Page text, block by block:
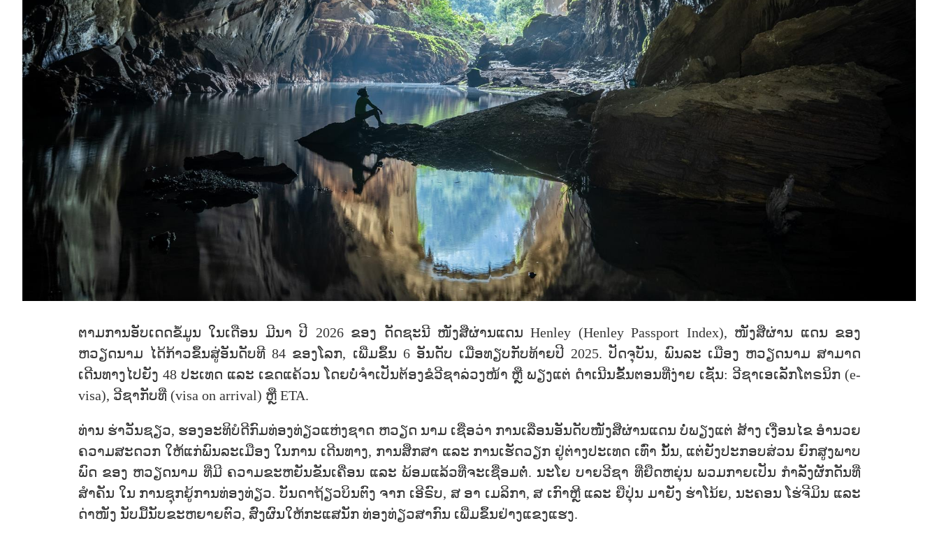
ຕາມການອັບເດດຂໍ້ມູນ ໃນເດືອນ ມີນາ ປີ 2026 ຂອງ ດັດຊະນີ ໜັງສືຜ່ານແດນ Henley (Henley Passport Index), ໜັງສືຜ່ານ ແດນ ຂອງ
ຫວຽດນາມ ໄດ້ກ້າວຂຶ້ນສູ່ອັນດັບທີ 84 ຂອງໂລກ, ເພີ່ມຂຶ້ນ 6 ອັນດັບ ເມື່ອທຽບກັບທ້າຍປີ 2025. ປັດຈຸບັນ, ພົນລະ ເມືອງ ຫວຽດນາມ ສາມາດ
ເດີນທາງໄປຍັງ 48 ປະເທດ ແລະ ເຂດແຄ້ວນ ໂດຍບໍ່ຈຳເປັນຕ້ອງຂໍວີຊາລ່ວງໜ້າ ຫຼື ພຽງແຕ່ ດຳເນີນຂັ້ນຕອນທີ່ງ່າຍ ເຊັ່ນ: ວີຊາເອເລັກໂຕຣນິກ (e-
visa), ວີຊາກັບທີ່ (visa on arrival) ຫຼື ETA.
ທ່ານ ຮ່າວັນຊຽວ, ຮອງອະທິບໍດີກົມທ່ອງທ່ຽວແຫ່ງຊາດ ຫວຽດ ນາມ ເຊື່ອວ່າ ການເລື່ອນອັນດັບໜັງສືຜ່ານແດນ ບໍ່ພຽງແຕ່ ສ້າງ ເງື່ອນໄຂ ອຳນວຍ
ຄວາມສະດວກ ໃຫ້ແກ່ພົນລະເມືອງ ໃນການ ເດີນທາງ, ການສຶກສາ ແລະ ການເຮັດວຽກ ຢູ່ຕ່າງປະເທດ ເທົ່າ ນັ້ນ, ແຕ່ຍັງປະກອບສ່ວນ ຍົກສູງພາບ
ພົດ ຂອງ ຫວຽດນາມ ທີ່ມີ ຄວາມຂະຫຍັນຂັນເຄື່ອນ ແລະ ພ້ອມແລ້ວທີ່ຈະເຊື່ອມຕໍ່. ນະໂຍ ບາຍວີຊາ ທີ່ຍືດຫຍຸ່ນ ພວມກາຍເປັນ ກຳລັງຜັກດັນທີ່
ສຳຄັນ ໃນ ການຊຸກຍູ້ການທ່ອງທ່ຽວ. ບັນດາຖ້ຽວບິນຕົງ ຈາກ ເອີຣົບ, ສ ອາ ເມລິກາ, ສ ເກົາຫຼີ ແລະ ຍີ່ປຸ່ນ ມາຍັງ ຮ່າໂນ້ຍ, ນະຄອນ ໂຮ່ຈີມິນ ແລະ
ດ່າໜັງ ນັບມື້ນັບຂະຫຍາຍຕົວ, ສົ່ງຜົນໃຫ້ກະແສນັກ ທ່ອງທ່ຽວສາກົນ ເພີ່ມຂຶ້ນຢ່າງແຂງແຮງ.